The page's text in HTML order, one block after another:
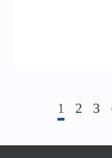
1 2 3 ›